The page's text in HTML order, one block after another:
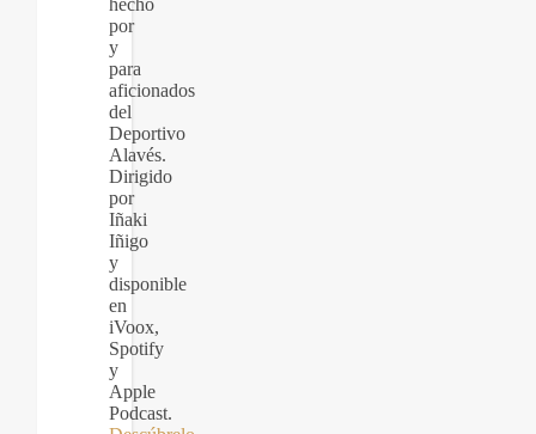
hecho
por
y
para
aficionados
del
Deportivo
Alavés.
Dirigido
por
Iñaki
Iñigo
y
disponible
en
iVoox,
Spotify
y
Apple
Podcast.